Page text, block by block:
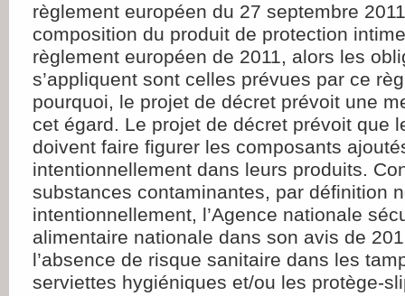
règlement européen du 27 septembre
composition du produit de protection
règlement européen de 2011, alors les
s’appliquent sont celles prévues par ce
pourquoi, le projet de décret prévoit une
cet égard. Le projet de décret prévoit que
doivent faire figurer les composants
intentionnellement dans leurs produits.
substances contaminantes, par définition
intentionnellement, l’Agence nationale
alimentaire nationale dans son avis de
l’absence de risque sanitaire dans les
serviettes hygiéniques et/ou les protège-